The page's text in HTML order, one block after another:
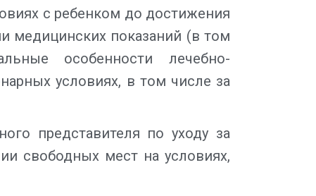
с ребенком до достижения
медицинских показаний (в том
особенности лечебно-
условиях, в том числе за
представителя по уходу за
свободных мест на условиях,